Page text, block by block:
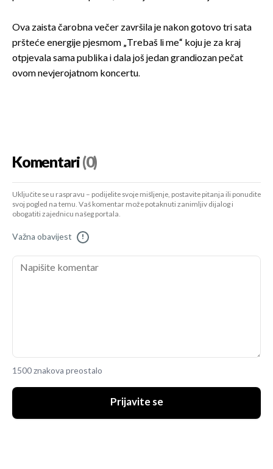
Ova zaista čarobna večer završila je nakon gotovo tri sata
pršteće energije pjesmom „Trebaš li me“ koju je za kraj
otpjevala sama publika i dala još jedan grandiozan pečat
ovom nevjerojatnom koncertu.
Komentari(0)
Uključite se u raspravu – podijelite svoje mišljenje, postavite pitanja ili ponudite
svoj pogled na temu. Vaš komentar može potaknuti zanimljiv dijalog i
obogatiti zajednicu našeg portala.
Važna obavijest !
1500 znakova preostalo
Prijavite se